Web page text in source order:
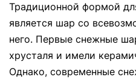
Традиционной формой
является шар со
него. Первые снежные
хрусталя и имели
Однако, современные